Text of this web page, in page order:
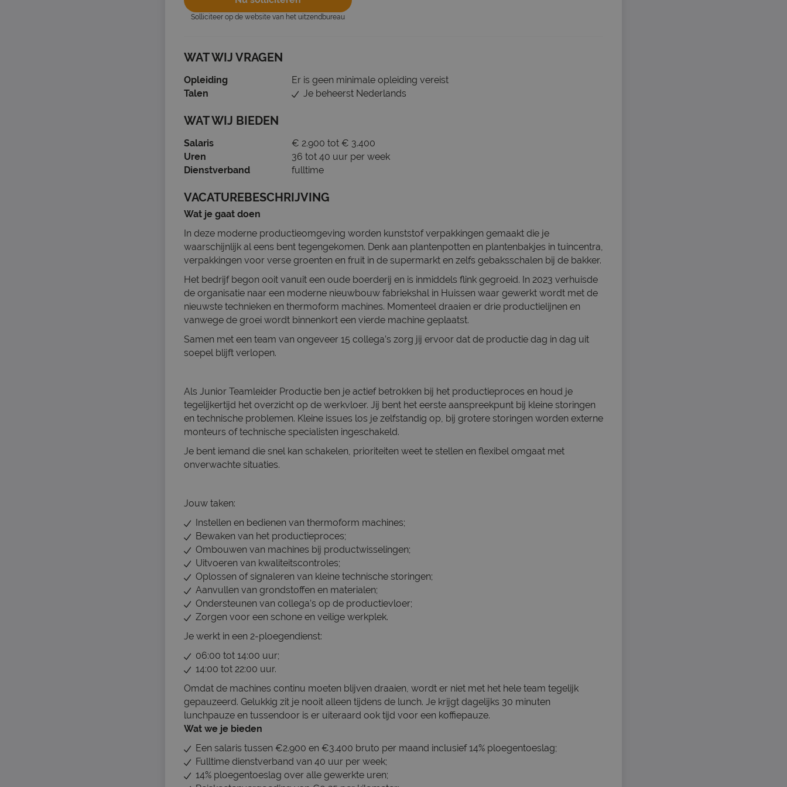
Solliciteer op de website van het uitzendbureau
WAT WIJ VRAGEN
Opleiding
Er is geen minimale opleiding vereist
Talen
Je beheerst Nederlands
WAT WIJ BIEDEN
Salaris
€ 2.900 tot € 3.400
Uren
36 tot 40 uur per week
Dienstverband
fulltime
VACATUREBESCHRIJVING
Wat je gaat doen
In deze moderne productieomgeving worden kunststof verpakkingen gemaakt die je
waarschijnlijk al eens bent tegengekomen. Denk aan plantenpotten en plantenbakjes in tuincentra,
verpakkingen voor verse groenten en fruit in de supermarkt en zelfs gebaksschalen bij de bakker.
Het bedrijf begon ooit vanuit een oude boerderij en is inmiddels flink gegroeid. In 2023 verhuisde
de organisatie naar een moderne nieuwbouw fabriekshal in Huissen waar gewerkt wordt met de
nieuwste technieken en thermoform machines. Momenteel draaien er drie productielijnen en
vanwege de groei wordt binnenkort een vierde machine geplaatst.
Samen met een team van ongeveer 15 collega’s zorg jij ervoor dat de productie dag in dag uit
soepel blijft verlopen.
Als Junior Teamleider Productie ben je actief betrokken bij het productieproces en houd je
tegelijkertijd het overzicht op de werkvloer. Jij bent het eerste aanspreekpunt bij kleine storingen
en technische problemen. Kleine issues los je zelfstandig op, bij grotere storingen worden externe
monteurs of technische specialisten ingeschakeld.
Je bent iemand die snel kan schakelen, prioriteiten weet te stellen en flexibel omgaat met
onverwachte situaties.
Jouw taken:
Instellen en bedienen van thermoform machines;
Bewaken van het productieproces;
Ombouwen van machines bij productwisselingen;
Uitvoeren van kwaliteitscontroles;
Oplossen of signaleren van kleine technische storingen;
Aanvullen van grondstoffen en materialen;
Ondersteunen van collega’s op de productievloer;
Zorgen voor een schone en veilige werkplek.
Je werkt in een 2-ploegendienst:
06:00 tot 14:00 uur;
14:00 tot 22:00 uur.
Omdat de machines continu moeten blijven draaien, wordt er niet met het hele team tegelijk
gepauzeerd. Gelukkig zit je nooit alleen tijdens de lunch. Je krijgt dagelijks 30 minuten
lunchpauze en tussendoor is er uiteraard ook tijd voor een koffiepauze.
Wat we je bieden
Een salaris tussen €2.900 en €3.400 bruto per maand inclusief 14% ploegentoeslag;
Fulltime dienstverband van 40 uur per week;
14% ploegentoeslag over alle gewerkte uren;